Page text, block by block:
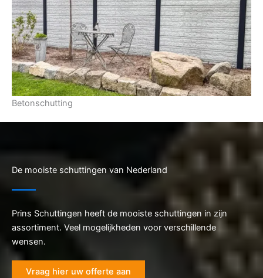
Betonschutting
De mooiste schuttingen van Nederland
Prins Schuttingen heeft de mooiste schuttingen in zijn
assortiment. Veel mogelijkheden voor verschillende
wensen.
Vraag hier uw offerte aan